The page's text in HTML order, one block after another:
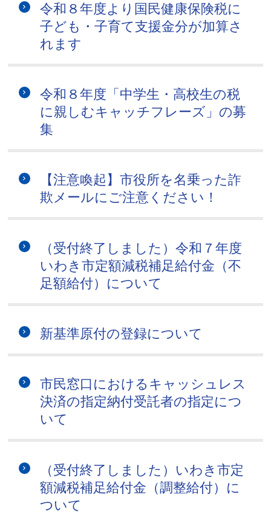
令和８年度より国民健康保険税に
子ども・子育て支援金分が加算さ
れます
令和８年度「中学生・高校生の税
に親しむキャッチフレーズ」の募
集
【注意喚起】市役所を名乗った詐
欺メールにご注意ください！
（受付終了しました）令和７年度
いわき市定額減税補足給付金（不
足額給付）について
新基準原付の登録について
市民窓口におけるキャッシュレス
決済の指定納付受託者の指定につ
いて
（受付終了しました）いわき市定
額減税補足給付金（調整給付）に
ついて